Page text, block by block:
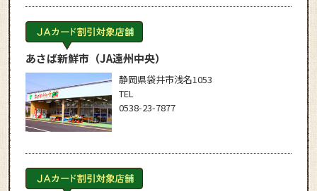
あさば新鮮市 （JA遠州中央）
静岡県袋井市浅名1053
TEL
0538-23-7877